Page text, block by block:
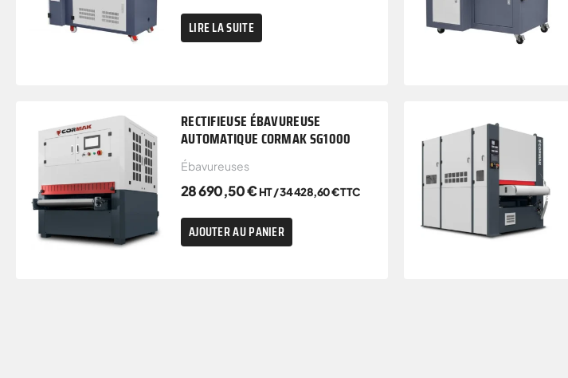
LIRE LA SUITE
RECTIFIEUSE ÉBAVUREUSE
AUTOMATIQUE CORMAK SG1000
Ébavureuses
28 690,50€HT /34 428,60€TTC
AJOUTER AU PANIER